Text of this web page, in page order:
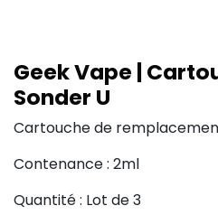
Geek Vape |
Sonder U
Cartouche de
Contenance : 2ml
Quantité : Lot de 3